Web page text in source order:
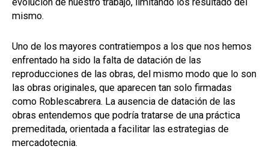
evolución de nuestro trabajo, limitando los resultado del
mismo.
Uno de los mayores contratiempos a los que nos hemos
enfrentado ha sido la falta de datación de las
reproducciones de las obras, del mismo modo que lo son
las obras originales, que aparecen tan solo firmadas
como Roblescabrera. La ausencia de datación de las
obras entendemos que podría tratarse de una práctica
premeditada, orientada a facilitar las estrategias de
mercadotecnia.